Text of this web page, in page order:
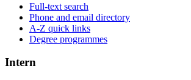
Full-text search
Phone and email directory
A-Z quick links
Degree programmes
Intern